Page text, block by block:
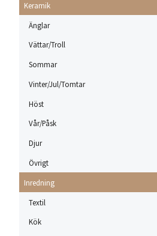
Keramik
Änglar
Vättar/Troll
Sommar
Vinter/Jul/Tomtar
Höst
Vår/Påsk
Djur
Övrigt
Inredning
Textil
Kök